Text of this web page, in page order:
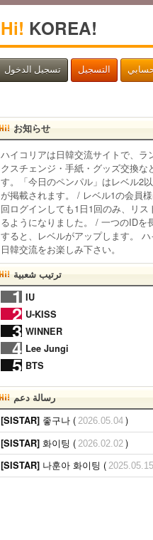
Hi! KOREA!
تسجيل الدخول التسجيل حسابي
お知らせ
ハイコリアは日韓交流サイトで、ラ
クスチェンジ・手紙・グッズ交換な
す。「今日のペンパル」はレベル2
が掲載されます。 / レベル1の会員
回ログインしても1日1回のみ、リス
るようになりました。 / 一つのIDを
すると、レベルがアップします。
日韓交流をお楽しみ下さい。
ترتيب شعبية
1 IU
2 U-KISS
3 WINNER
4 Lee Jungi
5 BTS
رسالة دعم
[SISTAR] 좋구나 ( 2026.05.04 )
[SISTAR] 화이팅 ( 2026.02.02 )
[SISTAR] 나훈아 화이팅 ( 2025.05.15